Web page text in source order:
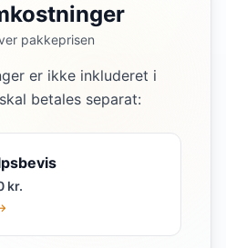
pakkeprisen
er ikke inkluderet i
betales separat:
kr.